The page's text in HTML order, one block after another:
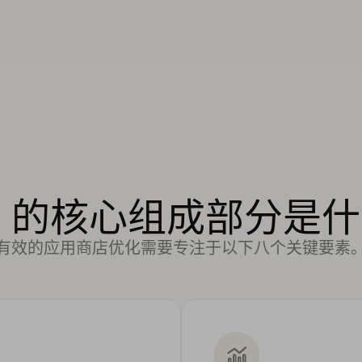
的核心组成部分是什
效的应用商店优化需要专注于以下八个关键要素。